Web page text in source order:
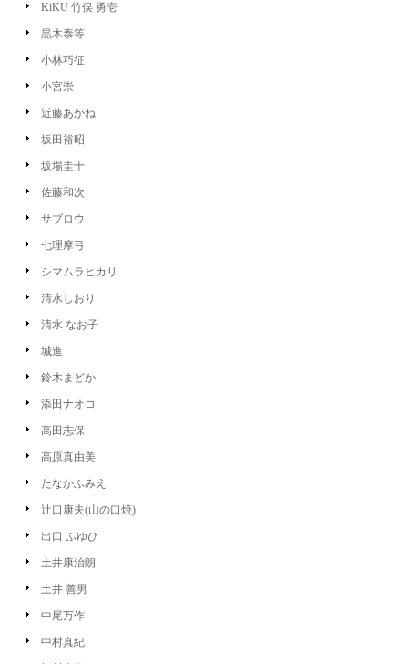
KiKU 竹俣 勇壱
黒木泰等
小林巧征
小宮崇
近藤あかね
坂田裕昭
坂場圭十
佐藤和次
サブロウ
七理摩弓
シマムラヒカリ
清水しおり
清水 なお子
城進
鈴木まどか
添田ナオコ
高田志保
高原真由美
たなかふみえ
辻口康夫(山の口焼)
出口 ふゆひ
土井康治朗
土井 善男
中尾万作
中村真紀